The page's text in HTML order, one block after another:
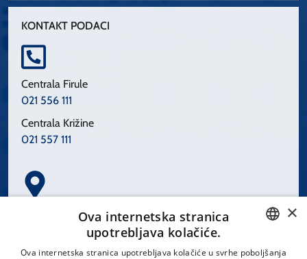
KONTAKT PODACI
Centrala Firule
021 556 111
Centrala Križine
021 557 111
Spinčićeva 1, 21000 Split
CROATIAN
×
Ova internetska stranica
upotrebljava kolačiće.
Ova internetska stranica upotrebljava kolačiće u svrhe poboljšanja